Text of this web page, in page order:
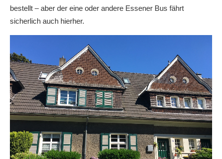
bestellt – aber der eine oder andere Essener Bus fährt
sicherlich auch hierher.